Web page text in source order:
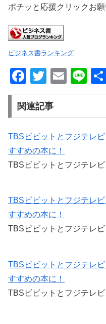
ポチッと応援クリックお
ビジネス書ランキング
F
a
c
b
o
o
T
wi
tt
E
m
Li
n
関連記事
TBSビビットとフジテレ
すすめの本に！
TBSビビットとフジテレ
TBSビビットとフジテレ
すすめの本に！
TBSビビットとフジテレ
TBSビビットとフジテレ
すすめの本に！
TBSビビットとフジテレ